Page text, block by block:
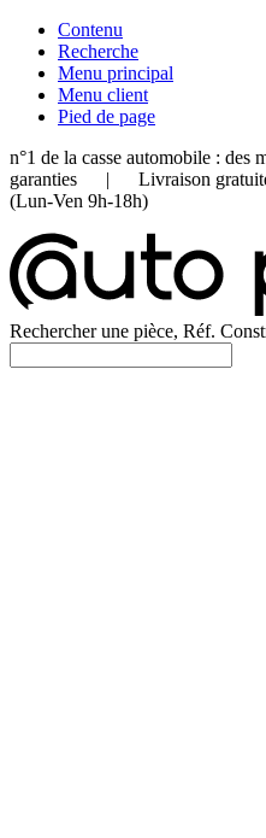
Contenu
Recherche
Menu principal
Menu client
Pied de page
n°1 de la casse automobile : des
garanties | Livraison
(Lun-Ven 9h-18h)
Rechercher une pièce, Réf.